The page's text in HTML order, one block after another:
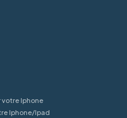
votre Iphone
Iphone/Ipad